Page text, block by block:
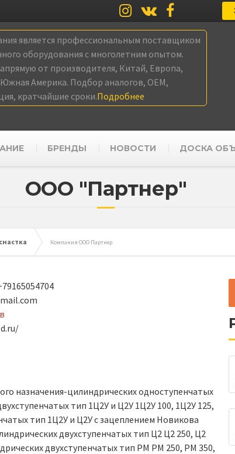
является профессиональным поставщиком
оборудования с многолетним опытом.
от производителя, Китай, Европа,
Америка. Подбор аналогов, OEM,
кратчайшие сроки.Подробнее
БРЕНДЫ НОВОСТИ ДОСКА
ООО "Партнер"
Компания ООО Партнер
назначения-цилиндрических одноступенчатых
тип 1Ц2У и Ц2У 1Ц2У 100, 1Ц2У 125,
тип 1Ц2У и Ц2У с зацеплением Новикова
двухступенчатых тип Ц2 Ц2 250, Ц2
двухступенчатых тип РМ РМ 250, РМ 350,